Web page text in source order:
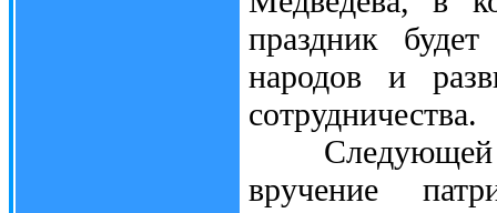
праздник будет
народов и
сотрудничества.
Следующей
вручение